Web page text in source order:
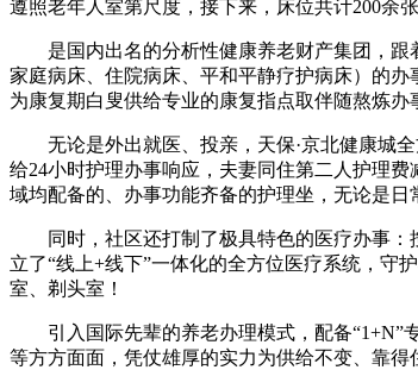
遵照老年人室第尺度，接下来，床位共计200余
是国内出名的分析性健康养老财产集团，跟着
家庭病床、住院病床、平和平静疗护病床）的
为康复期白叟供给专业的康复指点取伴随熬炼办
无论是外出就医、投亲，天保·京北健康城全
给24小时护理办事响应，夫妻同住第二人护理
域均配备的、办事功能齐备的护理坐，无论是日
同时，社区还打制了极具特色的医疗办事：按
立了“线上+线下”一体化的全方位医疗系统，守
室、剃头室！
引入国际先辈的养老办理模式，配备“1+N”
等方方面面，凭仗雄厚的实力为供给不变、靠